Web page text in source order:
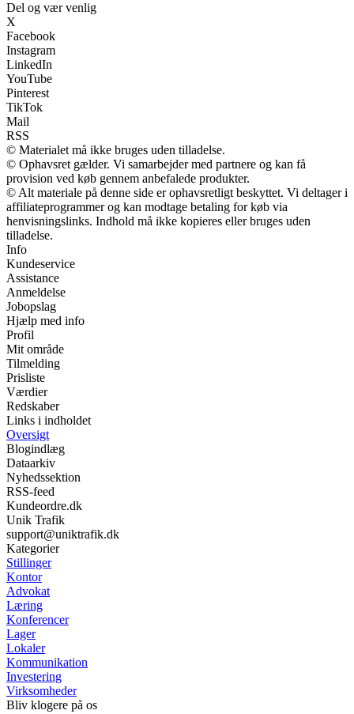
Del og vær venlig
X
Facebook
Instagram
LinkedIn
YouTube
Pinterest
TikTok
Mail
RSS
© Materialet må ikke bruges uden tilladelse.
© Ophavsret gælder. Vi samarbejder med partnere og kan få
provision ved køb gennem anbefalede produkter.
© Alt materiale på denne side er ophavsretligt beskyttet. Vi deltager i
affiliateprogrammer og kan modtage betaling for køb via
henvisningslinks. Indhold må ikke kopieres eller bruges uden
tilladelse.
Info
Kundeservice
Assistance
Anmeldelse
Jobopslag
Hjælp med info
Profil
Mit område
Tilmelding
Prisliste
Værdier
Redskaber
Links i indholdet
Oversigt
Blogindlæg
Dataarkiv
Nyhedssektion
RSS-feed
Kundeordre.dk
Unik Trafik
support@uniktrafik.dk
Kategorier
Stillinger
Kontor
Advokat
Læring
Konferencer
Lager
Lokaler
Kommunikation
Investering
Virksomheder
Bliv klogere på os